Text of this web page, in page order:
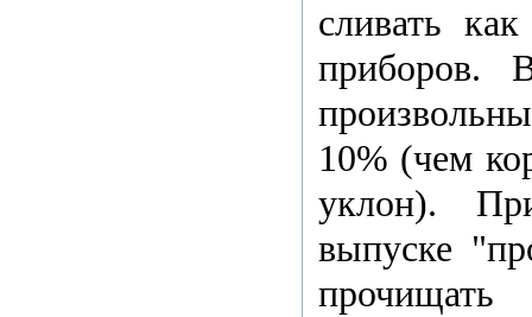
сливать
приборов.
10% (чем
уклон).
выпуске